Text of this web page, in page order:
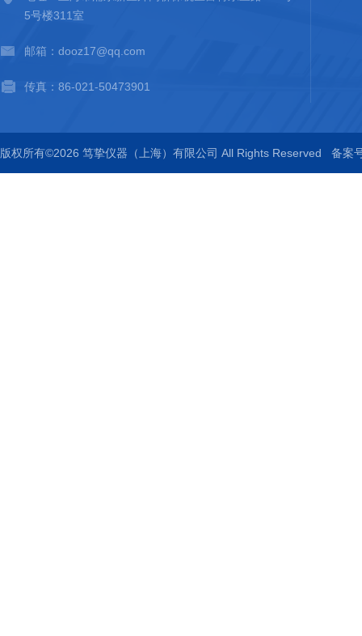
5号楼311室
邮箱：dooz17@qq.com
传真：86-021-50473901
版权所有©2026 笃挚仪器（上海）有限公司 All Rights Reserved 备案